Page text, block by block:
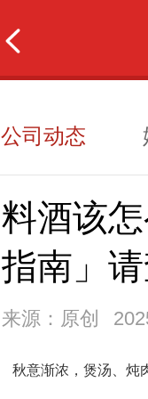
公司动态
料酒该
指南」请
来源：原创
秋意渐浓，煲汤、炖